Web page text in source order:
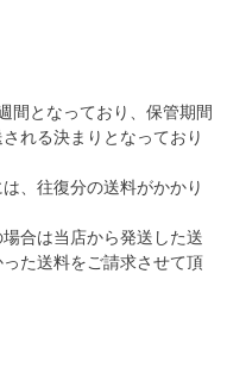
間となっており、保管期間
れる決まりとなっており
、往復分の送料がかかり
合は当店から発送した送
た送料をご請求させて頂